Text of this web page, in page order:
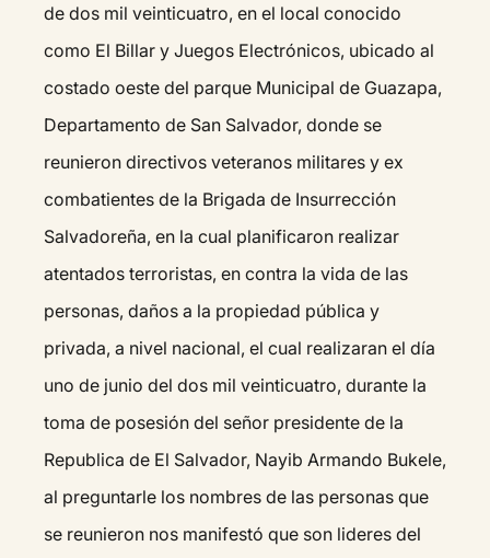
de dos mil veinticuatro, en el local conocido
como El Billar y Juegos Electrónicos, ubicado al
costado oeste del parque Municipal de Guazapa,
Departamento de San Salvador, donde se
reunieron directivos veteranos militares y ex
combatientes de la Brigada de Insurrección
Salvadoreña, en la cual planificaron realizar
atentados terroristas, en contra la vida de las
personas, daños a la propiedad pública y
privada, a nivel nacional, el cual realizaran el día
uno de junio del dos mil veinticuatro, durante la
toma de posesión del señor presidente de la
Republica de El Salvador, Nayib Armando Bukele,
al preguntarle los nombres de las personas que
se reunieron nos manifestó que son lideres del